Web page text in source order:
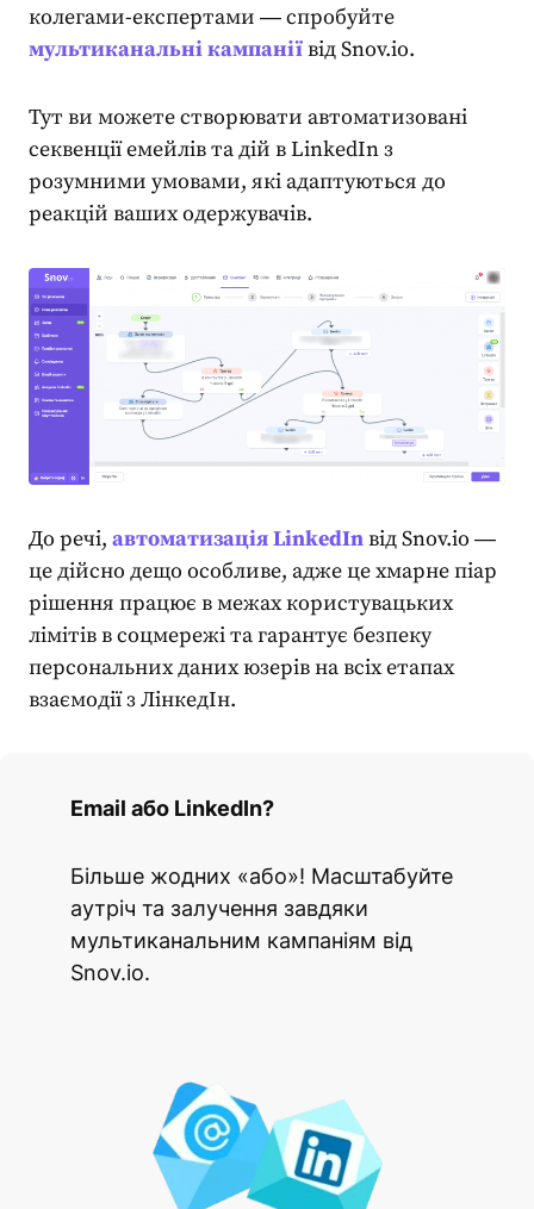
колегами-експертами ― спробуйте
мультиканальні кампаніївід Snov.io.
Тут ви можете створювати автоматизовані
секвенції емейлів та дій в LinkedIn з
розумними умовами, які адаптуються до
реакцій ваших одержувачів.
До речі, автоматизація LinkedInвід Snov.io ―
це дійсно дещо особливе, адже це хмарнепіар
рішення працює в межах користувацьких
лімітів в соцмережі та гарантує безпеку
персональних даних юзерів на всіх етапах
взаємодії з ЛінкедІн.
Email або LinkedIn?
Більше жодних «або»! Масштабуйте
аутріч та залучення завдяки
мультиканальним кампаніям від
Snov.io.